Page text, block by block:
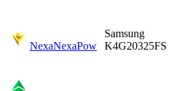
NexaNexaPow
Samsung
K4G20325FS